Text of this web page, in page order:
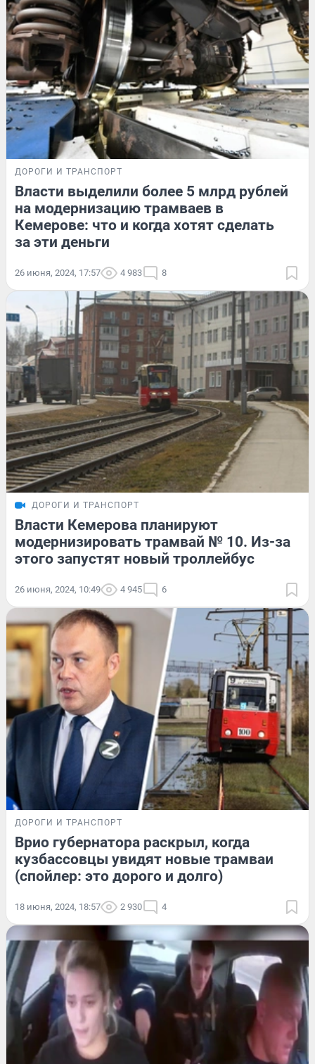
ДОРОГИ И ТРАНСПОРТ
Власти выделили более 5 млрд рублей
на модернизацию трамваев в
Кемерове: что и когда хотят сделать
за эти деньги
26 июня, 2024, 17:57 4 983 8
ДОРОГИ И ТРАНСПОРТ
Власти Кемерова планируют
модернизировать трамвай № 10. Из-за
этого запустят новый троллейбус
26 июня, 2024, 10:49 4 945 6
ДОРОГИ И ТРАНСПОРТ
Врио губернатора раскрыл, когда
кузбассовцы увидят новые трамваи
(спойлер: это дорого и долго)
18 июня, 2024, 18:57 2 930 4